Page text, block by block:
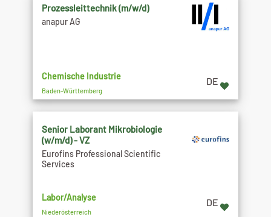
Prozessleittechnik (m/w/d)
anapur AG
Chemische Industrie
Baden-Württemberg
DE
Senior Laborant Mikrobiologie
(w/m/d) - VZ
Eurofins Professional Scientific
Services
Labor/Analyse
Niederösterreich
DE